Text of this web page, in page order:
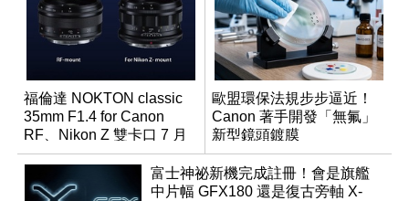
福倫達 NOKTON classic
35mm F1.4 for Canon
RF、Nikon Z 雙卡口 7 月
同步登台
歐盟環保法規步步逼近！
Canon 著手開發「無氟」
新型鏡頭鍍膜
富士神祕新機完成註冊！會是旗艦
中片幅 GFX180 還是復古旁軸 X-